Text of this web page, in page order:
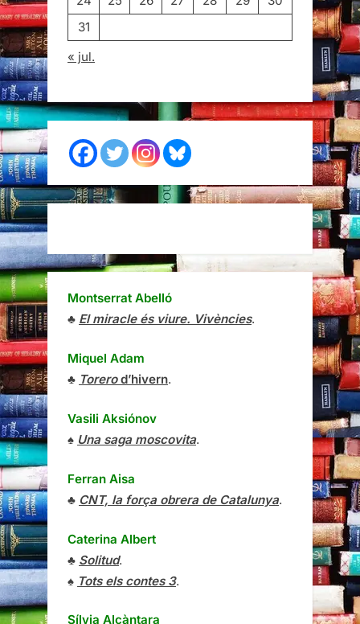
31
« jul.
Montserrat Abelló
♣ El miracle és viure. Vivències.
Miquel Adam
♣ Torerod’hivern.
Vasili Aksiónov
♠ Una saga moscovita.
Ferran Aisa
♣ CNT, la força obrera de Catalunya.
Caterina Albert
♣ Solitud.
♠ Tots els contes 3.
Sílvia Alcàntara